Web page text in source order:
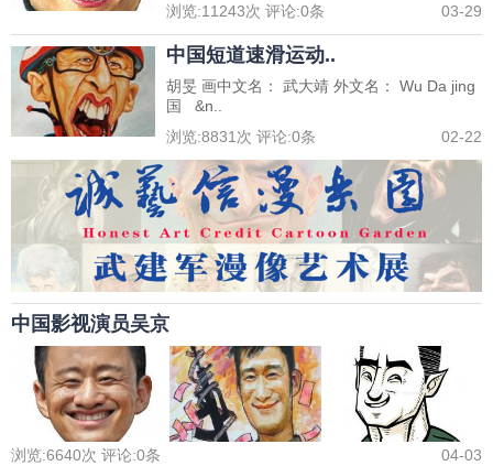
浏览:11243次 评论:0条 03-29
中国短道速滑运动..
胡旻 画中文名： 武大靖 外文名： Wu Da jing
国 &n..
浏览:8831 次 评论:0条 02-22
中国影视演员吴京
浏览:6640次 评论:0条 04-03